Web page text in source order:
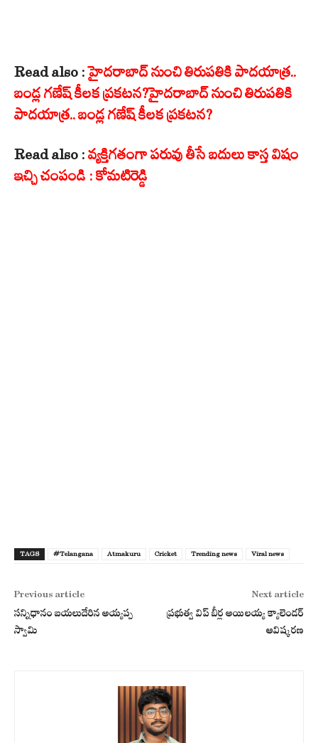
Read also :హైదరాబాద్ నుంచి తిరుపతికి పాదయాత్ర..
బండ్ల గణేష్ కీలక ప్రకటన?హైదరాబాద్ నుంచి తిరుపతికి
పాదయాత్ర.. బండ్ల గణేష్ కీలక ప్రకటన?
Read also : వ్యక్తిగతంగా పరువు తీసే బదులు కాస్త విషం
ఇచ్చి చంపండి : కోమటిరెడ్డి
TAGS #Telangana Atmakuru Cricket Trending news Viral news
Previous article
సన్నిధానం బయలుదేరిన అయ్యప్ప
స్వామి
Next article
ప్రభుత్వ విప్ బీర్ల అయిలయ్య క్యాలెండర్
ఆవిష్కరణ